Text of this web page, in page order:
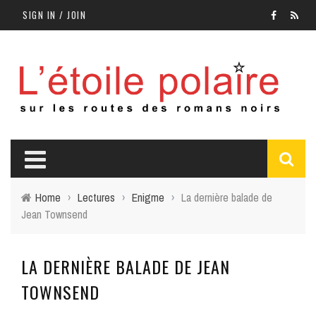
SIGN IN / JOIN
Home › Lectures › Enigme › La dernière balade de
Jean Townsend
LA DERNIÈRE BALADE DE JEAN
TOWNSEND